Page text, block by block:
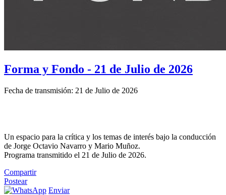
Forma y Fondo - 21 de Julio de 2026
Fecha de transmisión: 21 de Julio de 2026
Un espacio para la crítica y los temas de interés bajo la conducción
de Jorge Octavio Navarro y Mario Muñoz.
Programa transmitido el 21 de Julio de 2026.
Compartir
Postear
Enviar